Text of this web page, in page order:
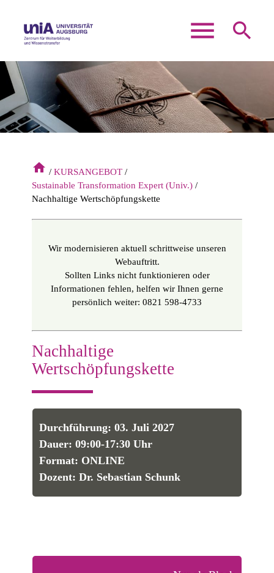
menu search
Suchbegriffe SUCHEN
home
KURSANGEBOT
Sustainable Transformation Expert (Univ.)
Nachhaltige Wertschöpfungskette
Wir modernisieren aktuell schrittweise unseren
Webauftritt.
Sollten Links nicht funktionieren oder
Informationen fehlen, helfen wir Ihnen gerne
persönlich weiter: 0821 598-4733
Nachhaltige
Wertschöpfungskette
Durchführung: 03. Juli 2027
Dauer: 09:00-17:30 Uhr
Format: ONLINE
Dozent: Dr. Sebastian Schunk